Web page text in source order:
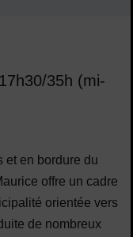
35h (mi-
et en bordure du
offre un cadre
orientée vers
de nombreux